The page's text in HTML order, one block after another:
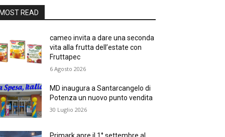
READ
cameo invita a dare una seconda
vita alla frutta dell’estate con
Fruttapec
6 Agosto 2026
MD inaugura a Santarcangelo di
Potenza un nuovo punto vendita
30 Luglio 2026